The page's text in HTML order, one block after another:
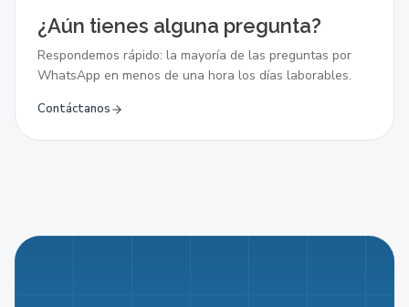
¿Aún tienes alguna pregunta?
Respondemos rápido: la mayoría de las preguntas por
WhatsApp en menos de una hora los días laborables.
Contáctanos